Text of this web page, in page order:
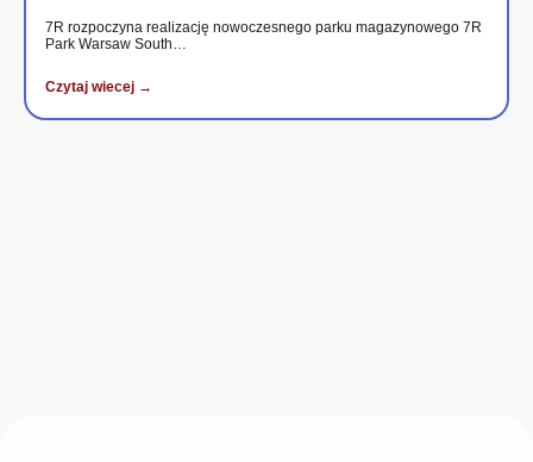
7R rozpoczyna realizację nowoczesnego parku magazynowego 7R
Park Warsaw South…
Czytaj wiecej →